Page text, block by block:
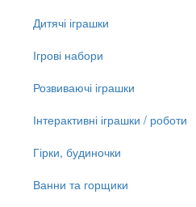
Дитячі іграшки
Ігрові набори
Розвиваючі іграшки
Інтерактивні іграшки / роботи
Гірки, будиночки
Ванни та горщики